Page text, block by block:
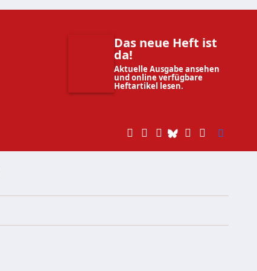
Das neue Heft ist
da!
Aktuelle Ausgabe ansehen
und online verfügbare
Heftartikel lesen.